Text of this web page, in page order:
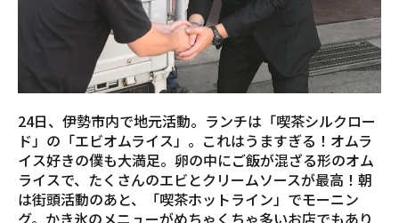
24日、伊勢市内で地元活動。ランチは「喫茶シルクロー
ド」の「エビオムライス」。これはうますぎる！オムラ
イス好きの僕も大満足。卵の中にご飯が混ざる形のオム
ライスで、たくさんのエビとクリームソースが最高！朝
は街頭活動のあと、「喫茶ホットライン」でモーニン
グ。かき氷のメニューがめちゃくちゃ多いお店でもあり